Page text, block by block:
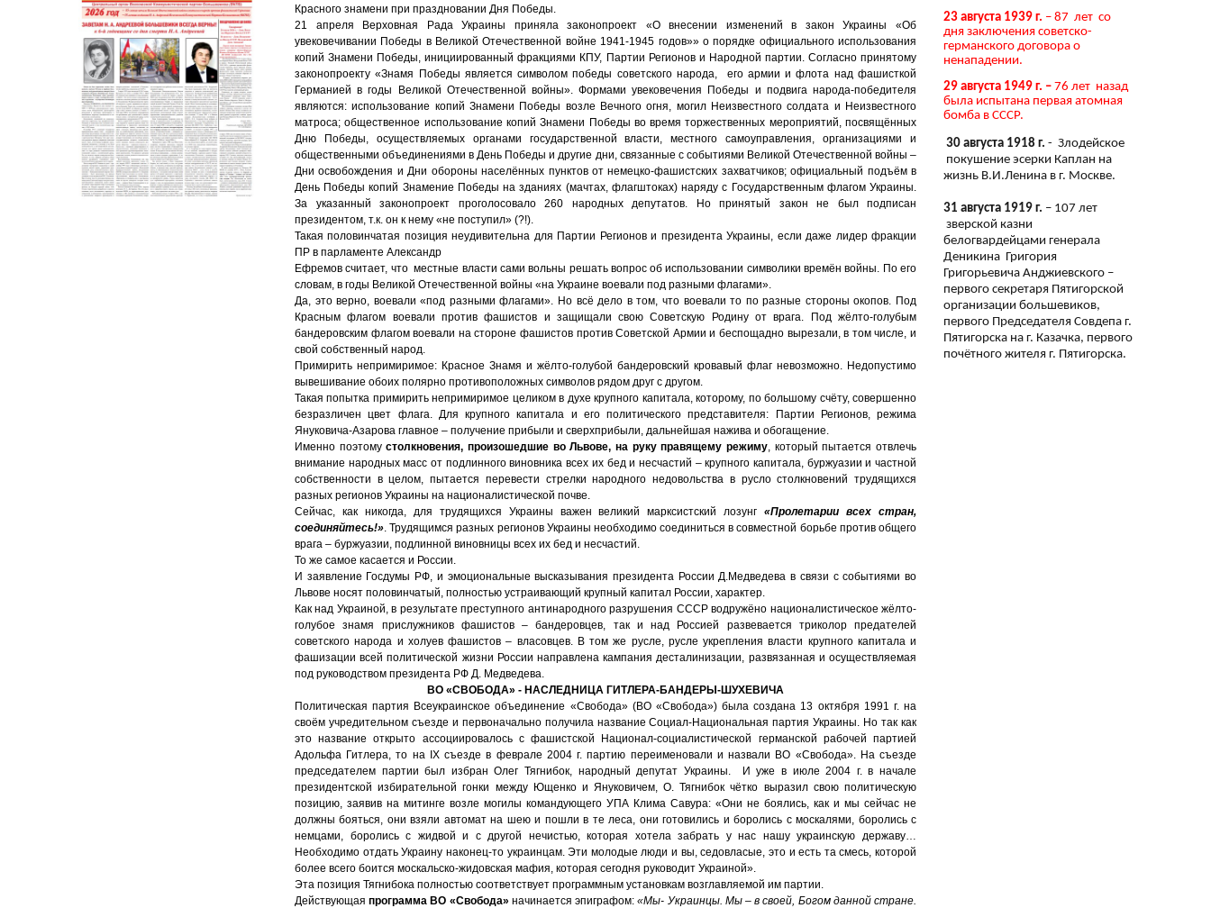
Красного знамени при праздновании Дня Победы.
21 апреля Верховная Рада Украины приняла законопроект «О внесении изменений в закон Украины «Об
увековечивании Победы в Великой Отечественной войне 1941-1945 годов»» о порядке официального использования
копий Знамени Победы, инициированный фракциями КПУ, Партии Регионов и Народной партии. Согласно принятому
законопроекту «Знамя Победы является символом победы советского народа, его армии и флота над фашисткой
Германией в годы Великой Отечественной войны». Формами увековечения Победы и подвига народа-победителя
являются: использование копий Знамени Победы возле Вечного огня, могил Неизвестного солдата и Неизвестного
матроса; общественное использование копий Знамени Победы во время торжественных мероприятий, посвящённых
Дню Победы, осуществляемых органами государственной власти, местного самоуправления, организациями и
общественными объединениями в День Победы и другие дни, связанные с событиями Великой Отечественной войны –
Дни освобождения и Дни обороны населённых пунктов от немецко-фашистских захватчиков; официальный подъём в
День Победы копий Знамение Победы на зданиях (мачтах, флагштоках) наряду с Государственным флагом Украины.
За указанный законопроект проголосовало 260 народных депутатов. Но принятый закон не был подписан
президентом, т.к. он к нему «не поступил» (?!).
Такая половинчатая позиция неудивительна для Партии Регионов и президента Украины, если даже лидер фракции
ПР в парламенте Александр
Ефремов считает, что местные власти сами вольны решать вопрос об использовании символики времён войны. По его
словам, в годы Великой Отечественной войны «на Украине воевали под разными флагами».
Да, это верно, воевали «под разными флагами». Но всё дело в том, что воевали то по разные стороны окопов. Под
Красным флагом воевали против фашистов и защищали свою Советскую Родину от врага. Под жёлто-голубым
бандеровским флагом воевали на стороне фашистов против Советской Армии и беспощадно вырезали, в том числе, и
свой собственный народ.
Примирить непримиримое: Красное Знамя и жёлто-голубой бандеровский кровавый флаг невозможно. Недопустимо
вывешивание обоих полярно противоположных символов рядом друг с другом.
Такая попытка примирить непримиримое целиком в духе крупного капитала, которому, по большому счёту, совершенно
безразличен цвет флага. Для крупного капитала и его политического представителя: Партии Регионов, режима
Януковича-Азарова главное – получение прибыли и сверхприбыли, дальнейшая нажива и обогащение.
Именно поэтомустолкновения, произошедшие во Львове, на руку правящему режиму, который пытается отвлечь
внимание народных масс от подлинного виновника всех их бед и несчастий – крупного капитала, буржуазии и частной
собственности в целом, пытается перевести стрелки народного недовольства в русло столкновений трудящихся
разных регионов Украины на националистической почве.
Сейчас, как никогда, для трудящихся Украины важен великий марксистский лозунг«Пролетарии всех стран,
соединяйтесь!». Трудящимся разных регионов Украины необходимо соединиться в совместной борьбе против общего
врага – буржуазии, подлинной виновницы всех их бед и несчастий.
То же самое касается и России.
И заявление Госдумы РФ, и эмоциональные высказывания президента России Д.Медведева в связи с событиями во
Львове носят половинчатый, полностью устраивающий крупный капитал России, характер.
Как над Украиной, в результате преступного антинародного разрушения СССР водружёно националистическое жёлто-
голубое знамя прислужников фашистов – бандеровцев, так и над Россией развевается триколор предателей
советского народа и холуев фашистов – власовцев. В том же русле, русле укрепления власти крупного капитала и
фашизации всей политической жизни России направлена кампания десталинизации, развязанная и осуществляемая
под руководством президента РФ Д. Медведева.
ВО «СВОБОДА» - НАСЛЕДНИЦА ГИТЛЕРА-БАНДЕРЫ-ШУХЕВИЧА
Политическая партия Всеукраинское объединение «Свобода» (ВО «Свобода») была создана 13 октября 1991 г. на
своём учредительном съезде и первоначально получила название Социал-Национальная партия Украины. Но так как
это название открыто ассоциировалось с фашистской Национал-социалистической германской рабочей партией
Адольфа Гитлера, то на ІХ съезде в феврале 2004 г. партию переименовали и назвали ВО «Свобода». На съезде
председателем партии был избран Олег Тягнибок, народный депутат Украины. И уже в июле 2004 г. в начале
президентской избирательной гонки между Ющенко и Януковичем, О. Тягнибок чётко выразил свою политическую
позицию, заявив на митинге возле могилы командующего УПА Клима Савура: «Они не боялись, как и мы сейчас не
должны бояться, они взяли автомат на шею и пошли в те леса, они готовились и боролись с москалями, боролись с
немцами, боролись с жидвой и с другой нечистью, которая хотела забрать у нас нашу украинскую державу…
Необходимо отдать Украину наконец-то украинцам. Эти молодые люди и вы, седовласые, это и есть та смесь, которой
более всего боится москальско-жидовская мафия, которая сегодня руководит Украиной».
Эта позиция Тягнибока полностью соответствует программным установкам возглавляемой им партии.
Действующаяпрограмма ВО «Свобода» начинается эпиграфом:«Мы- Украинцы. Мы – в своей, Богом данной стране.
23 августа 1939 г. – 87 лет со
дня заключения советско-
германского договора о
ненападении.
29 августа 1949 г. – 76 лет назад
была испытана первая атомная
бомба в СССР.
30 августа 1918 г. - Злодейское
покушение эсерки Каплан на
жизнь В.И.Ленина в г. Москве.
31 августа 1919 г. – 107 лет
зверской казни
белогвардейцами генерала
Деникина Григория
Григорьевича Анджиевского –
первого секретаря Пятигорской
организации большевиков,
первого Председателя Совдепа г.
Пятигорска на г. Казачка, первого
почётного жителя г. Пятигорска.